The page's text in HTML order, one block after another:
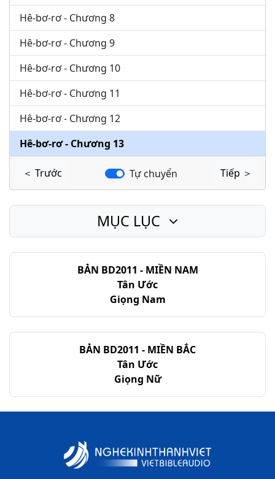
Hê-bơ-rơ - Chương 8
Hê-bơ-rơ - Chương 9
Hê-bơ-rơ - Chương 10
Hê-bơ-rơ - Chương 11
Hê-bơ-rơ - Chương 12
Hê-bơ-rơ - Chương 13
＜ Trước Tự chuyển Tiếp ＞
BẢN BD2011 - MIỀN NAM
Tân Ước
Giọng Nam
BẢN BD2011 - MIỀN BẮC
Tân Ước
Giọng Nữ
MỤC LỤC